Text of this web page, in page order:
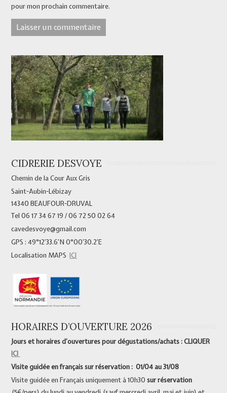
pour mon prochain commentaire.
CIDRERIE DESVOYE
Chemin de la Cour Aux Gris
Saint-Aubin-Lébizay
14340 BEAUFOUR-DRUVAL
Tel 06 17 34 67 19 / 06 72 50 02 64
cavedesvoye@gmail.com
GPS : 49°12’33.6’N 0°00’30.2’E
Localisation MAPSICI
HORAIRES D’OUVERTURE 2026
Jours et horaires d’ouvertures pour dégustations/achats : CLIQUER
ICI
Visite guidée en français sur réservation : 01/04 au 31/08
Visite guidée en Français uniquement à 10h30sur réservation